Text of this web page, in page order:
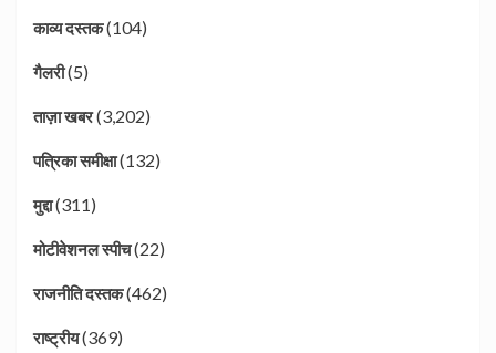
काव्य दस्तक(104)
गैलरी(5)
ताज़ा खबर(3,202)
पत्रिका समीक्षा(132)
मुद्दा(311)
मोटीवेशनल स्पीच(22)
राजनीति दस्तक(462)
राष्ट्रीय(369)